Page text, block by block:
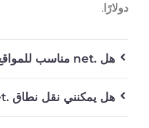
دولارًا .
هل .net مناسب للمواقع التجارية؟
هل يمكنني نقل نطاق .net الخاص بي لاحقًا؟